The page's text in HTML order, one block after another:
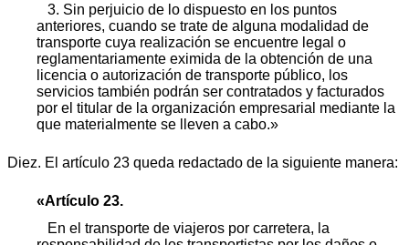
3. Sin perjuicio de lo dispuesto en los puntos
anteriores, cuando se trate de alguna modalidad de
transporte cuya realización se encuentre legal o
reglamentariamente eximida de la obtención de una
licencia o autorización de transporte público, los
servicios también podrán ser contratados y facturados
por el titular de la organización empresarial mediante la
que materialmente se lleven a cabo.»
Diez. El artículo 23 queda redactado de la siguiente manera:
«Artículo 23.
En el transporte de viajeros por carretera, la